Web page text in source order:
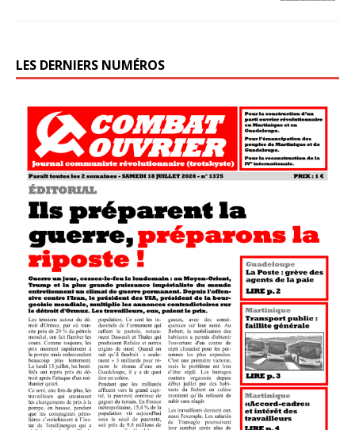
LES DERNIERS NUMÉROS